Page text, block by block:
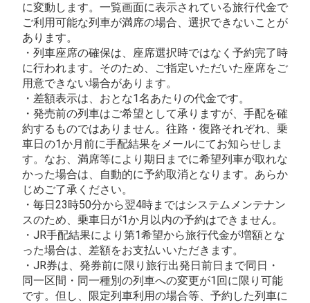
に変動します。一覧画面に表示されている旅行代金で
ご利用可能な列車が満席の場合、選択できないことが
あります。
・列車座席の確保は、座席選択時ではなく予約完了時
に行われます。そのため、ご指定いただいた座席をご
用意できない場合があります。
・差額表示は、おとな1名あたりの代金です。
・発売前の列車はご希望として承りますが、手配を確
約するものではありません。往路・復路それぞれ、乗
車日の1か月前に手配結果をメールにてお知らせしま
す。なお、満席等により期日までに希望列車が取れな
かった場合は、自動的に予約取消となります。あらか
じめご了承ください。
・毎日23時50分から翌4時まではシステムメンテナン
スのため、乗車日が1か月以内の予約はできません。
・JR手配結果により第1希望から旅行代金が増額とな
った場合は、差額をお支払いいただきます。
・JR券は、発券前に限り旅行出発日前日まで同日・
同一区間・同一種別の列車への変更が1回に限り可能
です。但し、限定列車利用の場合等、予約した列車に